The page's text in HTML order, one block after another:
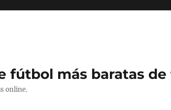
fútbol más baratas
online.